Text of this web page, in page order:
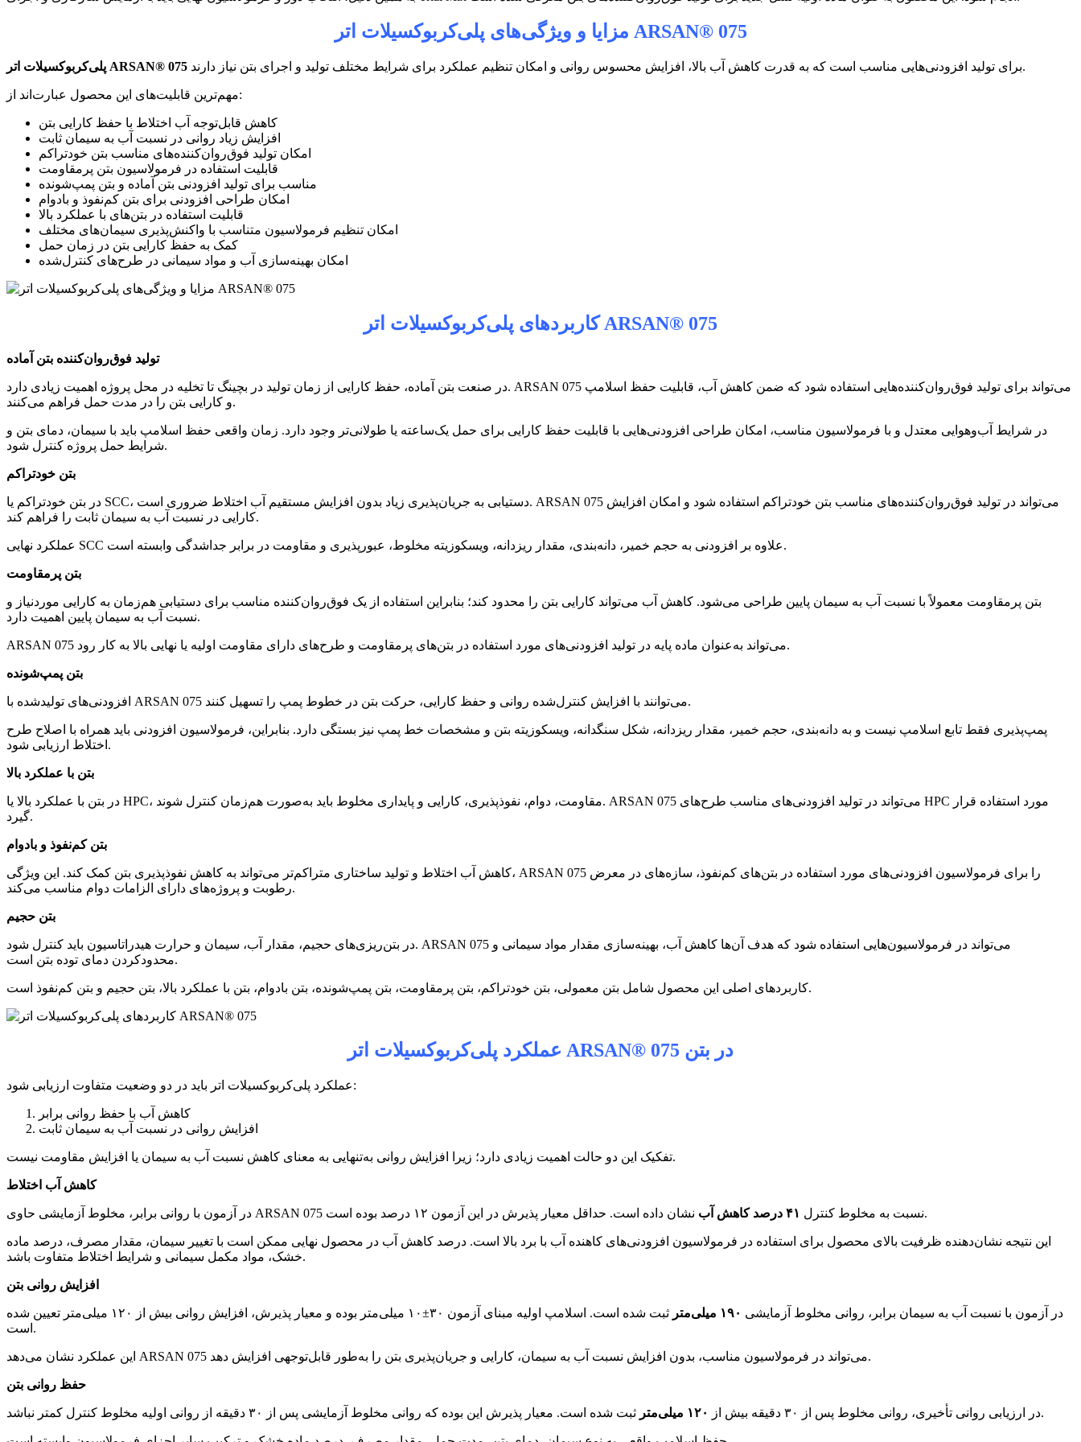
مزایا و ویژگی‌های پلی‌کربوکسیلات اتر ARSAN® 075
پلی‌کربوکسیلات اتر ARSAN® 075 برای تولید افزودنی‌هایی مناسب است که به قدرت کاهش آب بالا، افزایش محسوس روانی و امکان تنظیم عملکرد برای شرایط مختلف تولید و اجرای بتن نیاز دارند.
مهم‌ترین قابلیت‌های این محصول عبارت‌اند از:
کاهش قابل‌توجه آب اختلاط با حفظ کارایی بتن
افزایش زیاد روانی در نسبت آب به سیمان ثابت
امکان تولید فوق‌روان‌کننده‌های مناسب بتن خودتراکم
قابلیت استفاده در فرمولاسیون بتن پرمقاومت
مناسب برای تولید افزودنی بتن آماده و بتن پمپ‌شونده
امکان طراحی افزودنی برای بتن کم‌نفوذ و بادوام
قابلیت استفاده در بتن‌های با عملکرد بالا
امکان تنظیم فرمولاسیون متناسب با واکنش‌پذیری سیمان‌های مختلف
کمک به حفظ کارایی بتن در زمان حمل
امکان بهینه‌سازی آب و مواد سیمانی در طرح‌های کنترل‌شده
کاربردهای پلی‌کربوکسیلات اترARSAN® 075
تولید فوق‌روان‌کننده بتن آماده
در صنعت بتن آماده، حفظ کارایی از زمان تولید در بچینگ تا تخلیه در محل پروژه اهمیت زیادی دارد. ARSAN 075 می‌تواند برای تولید فوق‌روان‌کننده‌هایی استفاده شود که ضمن کاهش آب، قابلیت حفظ اسلامپ
و کارایی بتن را در مدت حمل فراهم می‌کنند.
در شرایط آب‌وهوایی معتدل و با فرمولاسیون مناسب، امکان طراحی افزودنی‌هایی با قابلیت حفظ کارایی برای حمل یک‌ساعته یا طولانی‌تر وجود دارد. زمان واقعی حفظ اسلامپ باید با سیمان، دمای بتن و
شرایط حمل پروژه کنترل شود.
بتن خودتراکم
در بتن خودتراکم یا SCC، دستیابی به جریان‌پذیری زیاد بدون افزایش مستقیم آب اختلاط ضروری است. ARSAN 075 می‌تواند در تولید فوق‌روان‌کننده‌های مناسب بتن خودتراکم استفاده شود و امکان افزایش
کارایی در نسبت آب به سیمان ثابت را فراهم کند.
عملکرد نهایی SCC علاوه بر افزودنی به حجم خمیر، دانه‌بندی، مقدار ریزدانه، ویسکوزیته مخلوط، عبورپذیری و مقاومت در برابر جداشدگی وابسته است.
بتن پرمقاومت
بتن پرمقاومت معمولاً با نسبت آب به سیمان پایین طراحی می‌شود. کاهش آب می‌تواند کارایی بتن را محدود کند؛ بنابراین استفاده از یک فوق‌روان‌کننده مناسب برای دستیابی هم‌زمان به کارایی موردنیاز و
نسبت آب به سیمان پایین اهمیت دارد.
ARSAN 075 می‌تواند به‌عنوان ماده پایه در تولید افزودنی‌های مورد استفاده در بتن‌های پرمقاومت و طرح‌های دارای مقاومت اولیه یا نهایی بالا به کار رود.
بتن پمپ‌شونده
افزودنی‌های تولیدشده با ARSAN 075 می‌توانند با افزایش کنترل‌شده روانی و حفظ کارایی، حرکت بتن در خطوط پمپ را تسهیل کنند.
پمپ‌پذیری فقط تابع اسلامپ نیست و به دانه‌بندی، حجم خمیر، مقدار ریزدانه، شکل سنگدانه، ویسکوزیته بتن و مشخصات خط پمپ نیز بستگی دارد. بنابراین، فرمولاسیون افزودنی باید همراه با اصلاح طرح
اختلاط ارزیابی شود.
بتن با عملکرد بالا
در بتن با عملکرد بالا یا HPC، مقاومت، دوام، نفوذپذیری، کارایی و پایداری مخلوط باید به‌صورت هم‌زمان کنترل شوند. ARSAN 075 می‌تواند در تولید افزودنی‌های مناسب طرح‌های HPC مورد استفاده قرار
گیرد.
بتن کم‌نفوذ و بادوام
کاهش آب اختلاط و تولید ساختاری متراکم‌تر می‌تواند به کاهش نفوذپذیری بتن کمک کند. این ویژگی، ARSAN 075 را برای فرمولاسیون افزودنی‌های مورد استفاده در بتن‌های کم‌نفوذ، سازه‌های در معرض
رطوبت و پروژه‌های دارای الزامات دوام مناسب می‌کند.
بتن حجیم
در بتن‌ریزی‌های حجیم، مقدار آب، سیمان و حرارت هیدراتاسیون باید کنترل شود. ARSAN 075 می‌تواند در فرمولاسیون‌هایی استفاده شود که هدف آن‌ها کاهش آب، بهینه‌سازی مقدار مواد سیمانی و
محدودکردن دمای توده بتن است.
کاربردهای اصلی این محصول شامل بتن معمولی، بتن خودتراکم، بتن پرمقاومت، بتن پمپ‌شونده، بتن بادوام، بتن با عملکرد بالا، بتن حجیم و بتن کم‌نفوذ است.
عملکرد پلی‌کربوکسیلات اتر ARSAN® 075 در بتن
عملکرد پلی‌کربوکسیلات اتر باید در دو وضعیت متفاوت ارزیابی شود:
کاهش آب با حفظ روانی برابر
افزایش روانی در نسبت آب به سیمان ثابت
تفکیک این دو حالت اهمیت زیادی دارد؛ زیرا افزایش روانی به‌تنهایی به معنای کاهش نسبت آب به سیمان یا افزایش مقاومت نیست.
کاهش آب اختلاط
در آزمون با روانی برابر، مخلوط آزمایشی حاوی ARSAN 075 نسبت به مخلوط کنترل ۴۱ درصد کاهش آب نشان داده است. حداقل معیار پذیرش در این آزمون ۱۲ درصد بوده است.
این نتیجه نشان‌دهنده ظرفیت بالای محصول برای استفاده در فرمولاسیون افزودنی‌های کاهنده آب با برد بالا است. درصد کاهش آب در محصول نهایی ممکن است با تغییر سیمان، مقدار مصرف، درصد ماده
خشک، مواد مکمل سیمانی و شرایط اختلاط متفاوت باشد.
افزایش روانی بتن
در آزمون با نسبت آب به سیمان برابر، روانی مخلوط آزمایشی ۱۹۰ میلی‌متر
ثبت شده است. اسلامپ اولیه مبنای آزمون ۳۰±۱۰ میلی‌متر بوده و معیار پذیرش، افزایش روانی بیش از ۱۲۰ میلی‌متر تعیین شده
است.
این عملکرد نشان می‌دهد ARSAN 075 می‌تواند در فرمولاسیون مناسب، بدون افزایش نسبت آب به سیمان، کارایی و جریان‌پذیری بتن را به‌طور قابل‌توجهی افزایش دهد.
حفظ روانی بتن
در ارزیابی روانی تأخیری، روانی مخلوط پس از ۳۰ دقیقه بیش از ۱۲۰ میلی‌متر ثبت شده است. معیار پذیرش این بوده که روانی مخلوط آزمایشی پس از ۳۰ دقیقه از روانی اولیه مخلوط کنترل کمتر نباشد.